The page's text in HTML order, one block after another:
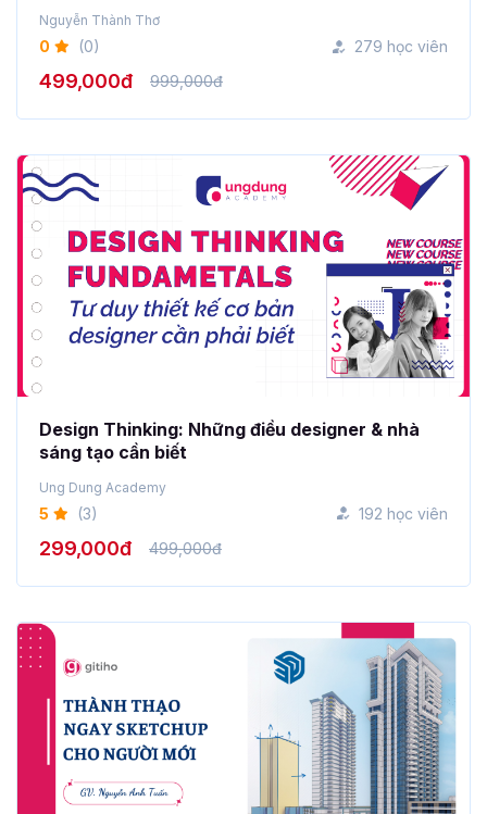
Nguyễn Thành Thơ
0 (0) 279 học viên
499,000đ 999,000đ
Design Thinking: Những điều designer & nhà
sáng tạo cần biết
Ung Dung Academy
5 (3) 192 học viên
299,000đ 499,000đ